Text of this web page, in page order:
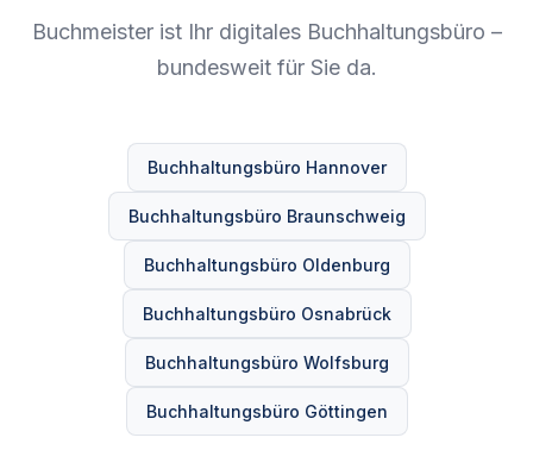
Buchmeister ist Ihr digitales Buchhaltungsbüro –
bundesweit für Sie da.
Buchhaltungsbüro Hannover
Buchhaltungsbüro Braunschweig
Buchhaltungsbüro Oldenburg
Buchhaltungsbüro Osnabrück
Buchhaltungsbüro Wolfsburg
Buchhaltungsbüro Göttingen